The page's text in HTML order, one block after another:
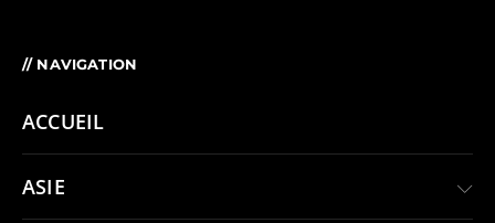
// NAVIGATION
ACCUEIL
ASIE